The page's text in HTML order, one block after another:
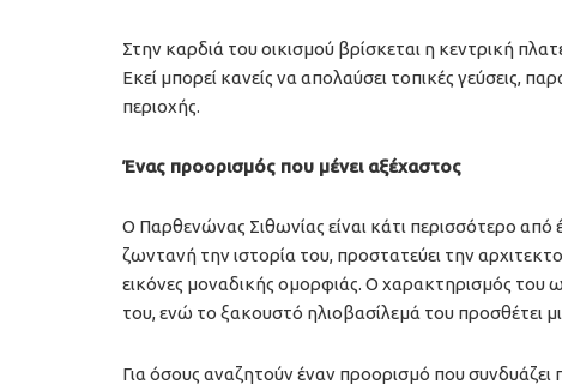
Στην καρδιά του οικισμού βρίσκεται η κεντρική
Εκεί μπορεί κανείς να απολαύσει τοπικές γεύσεις,
περιοχής.
Ένας προορισμός που μένει αξέχαστος
Ο Παρθενώνας Σιθωνίας είναι κάτι περισσότερο από
ζωντανή την ιστορία του, προστατεύει την
εικόνες μοναδικής ομορφιάς. Ο χαρακτηρισμός του
του, ενώ το ξακουστό ηλιοβασίλεμά του προσθέτει
Για όσους αναζητούν έναν προορισμό που